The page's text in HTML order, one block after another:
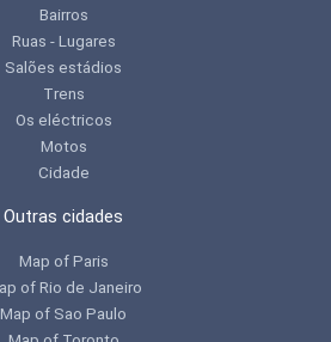
Bairros
Ruas - Lugares
Salões estádios
Trens
Os eléctricos
Motos
Cidade
Outras cidades
Map of Paris
of Rio de Janeiro
Map of Sao Paulo